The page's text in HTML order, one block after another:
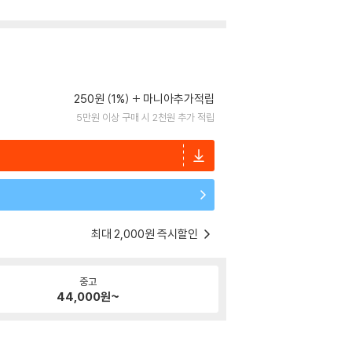
250원 (1%) 마니아추가적립
5만원 이상 구매 시 2천원 추가 적립
최대 2,000원 즉시할인
중고
44,000원~